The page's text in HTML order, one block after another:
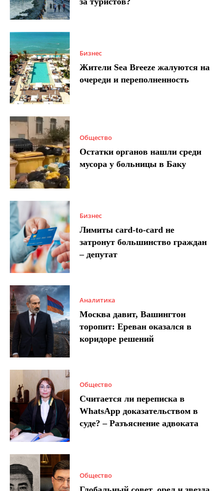
Бизнес
Жители Sea Breeze жалуются на
очереди и переполненность
Общество
Остатки органов нашли среди
мусора у больницы в Баку
Бизнес
Лимиты card-to-card не
затронут большинство граждан
– депутат
Аналитика
Москва давит, Вашингтон
торопит: Ереван оказался в
коридоре решений
Общество
Считается ли переписка в
WhatsApp доказательством в
суде? – Разъяснение адвоката
Общество